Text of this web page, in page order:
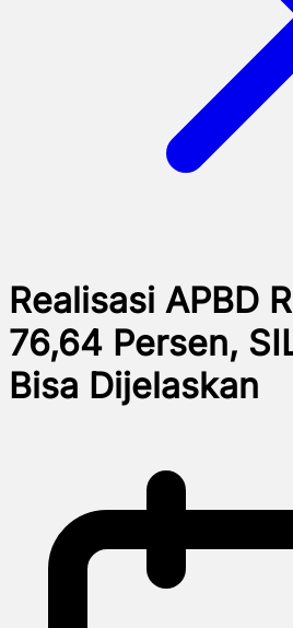
Realisasi APBD
76,64 Persen,
Bisa Dijelaskan